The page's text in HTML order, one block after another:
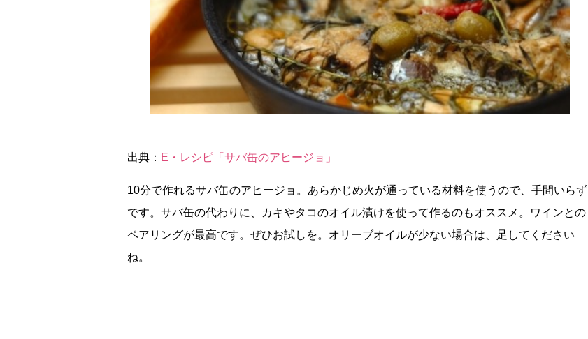
出典： E・レシピ「サバ缶のアヒージョ」
10分で作れるサバ缶のアヒージョ。あらかじめ火が通っている材料を使うので、手間いらず
です。サバ缶の代わりに、カキやタコのオイル漬けを使って作るのもオススメ。ワインとの
ペアリングが最高です。ぜひお試しを。オリーブオイルが少ない場合は、足してください
ね。